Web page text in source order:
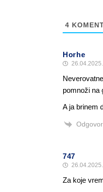
4
Horhe
pomnoži na
A ja brinem
747
Za koje